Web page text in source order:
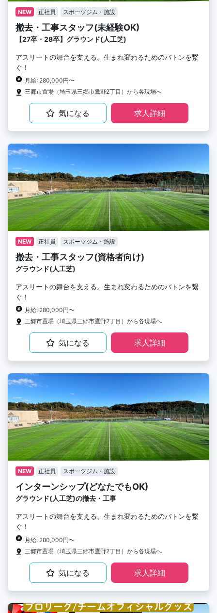
NEW 正社員 スポーツジム・施設
撤去・工事スタッフ(未経験OK)
【27卒・28卒】グラウンド(人工芝)
アスリートの舞台を支える。生まれ変わるためのバトンを繋
ぐ！
月給: 280,000円〜
三郷市置場（埼玉県三郷市鷹野2丁目）から各現場へ
気になる 求人詳細
NEW 正社員 スポーツジム・施設
撤去・工事スタッフ(資格者向け)
グラウンド(人工芝)
アスリートの舞台を支える。生まれ変わるためのバトンを繋
ぐ！
月給: 280,000円〜
三郷市置場（埼玉県三郷市鷹野2丁目）から各現場へ
気になる 求人詳細
NEW 正社員 スポーツジム・施設
インターンシップ(どなたでもOK)
グラウンド(人工芝)の撤去・工事
アスリートの舞台を支える。生まれ変わるためのバトンを繋
ぐ！
月給: 280,000円〜
三郷市置場（埼玉県三郷市鷹野2丁目）から各現場へ
気になる 求人詳細